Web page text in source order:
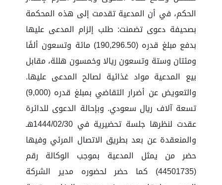
الحكم، في أن المدعية تقدمت إلى هذه المحكمة
بصحيفة دعوى تضمنت: طلب إلزام المدعى عليها
بدفع مبلغ قدره (190,296.50) مائة وتسعون ألفًا
ومئتان وستة وتسعون ريالا وخمسون هللة، مقابل
بيع المدعية مواد غذائية لصالح المدعى عليها.
والتعويض عن أضرار التقاضي بمبلغ قدره (9,000)
تسعة آلاف ريال سعودي. وبإحالة الدعوى للدائرة
عقدت لنظرها جلسة تحضيرية في 1444/02/30هـ
والمنعقدة عن بعد بطريق الاتصال المرئي وفيها
حضر من يمثل المدعية بموجب الوكالة رقم
(44501735) كما حضر لحضوره مدير الشركة